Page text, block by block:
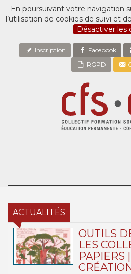
En poursuivant votre navigation
l’utilisation de cookies de suivi et
Désactiver les
Inscription Facebook
RGPD
ACTUALITÉS
OUTILS
LES
PAPIERS